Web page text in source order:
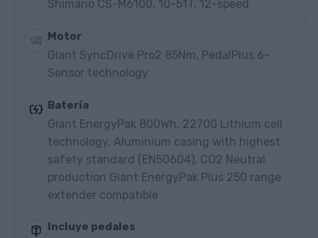
Shimano CS-M6100, 10-51T, 12-speed
Motor
Giant SyncDrive Pro2 85Nm, PedalPlus 6-
Sensor technology
Batería
Giant EnergyPak 800Wh, 22700 Lithium cell
technology, Aluminium casing with highest
safety standard (EN50604), CO2 Neutral
production Giant EnergyPak Plus 250 range
extender compatible
Incluye pedales